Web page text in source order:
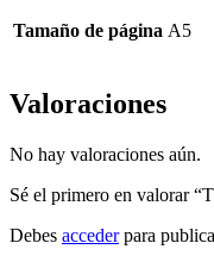
Tamaño de página A5
Valoraciones
No hay valoraciones aún.
Sé el primero en valorar
Debes accederpara